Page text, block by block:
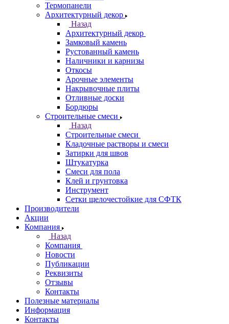
Термопанели
Архитектурный декор
Назад
Архитектурный декор
Замковый камень
Рустованный камень
Наличники и карнизы
Откосы
Арочные элементы
Накрывочные плиты
Отливные доски
Бордюры
Строительные смеси
Назад
Строительные смеси
Кладочные растворы и смеси
Затирки для швов
Штукатурка
Смеси для пола
Клей и грунтовка
Инструмент
Сетки щелочестойкие для СФТК
Производители
Акции
Компания
Назад
Компания
Новости
Публикации
Реквизиты
Отзывы
Контакты
Полезные материалы
Информация
Контакты